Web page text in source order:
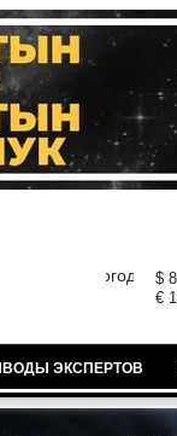
$
€
ЭКСПЕРТОВ